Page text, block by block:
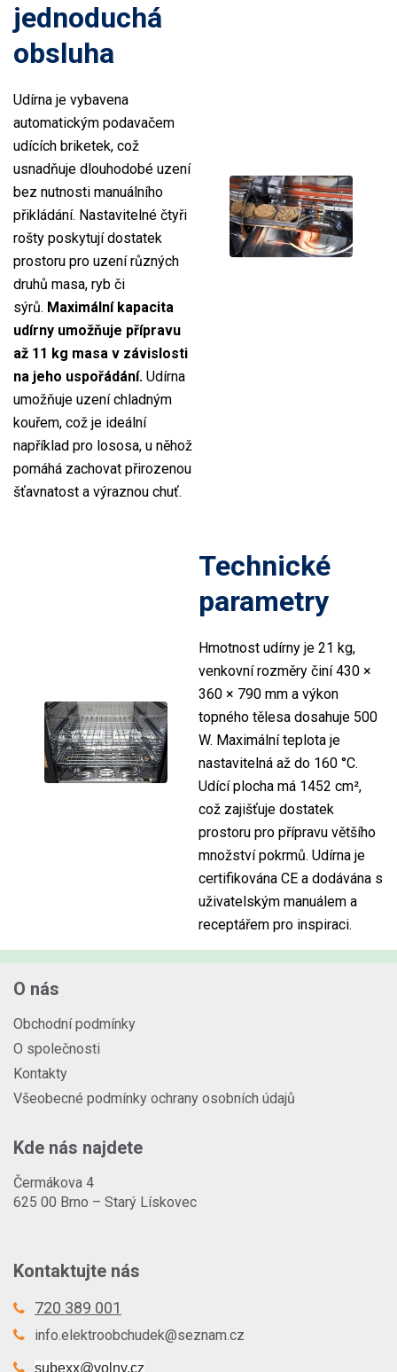
jednoduchá
obsluha
Udírna je vybavena
automatickým podavačem
udících briketek, což
usnadňuje dlouhodobé uzení
bez nutnosti manuálního
přikládání. Nastavitelné čtyři
rošty poskytují dostatek
prostoru pro uzení různých
druhů masa, ryb či
sýrů. Maximální kapacita
udírny umožňuje přípravu
až 11 kg masa v závislosti
na jeho uspořádání. Udírna
umožňuje uzení chladným
kouřem, což je ideální
například pro lososa, u něhož
pomáhá zachovat přirozenou
šťavnatost a výraznou chuť.
Technické
parametry
Hmotnost udírny je 21 kg,
venkovní rozměry činí 430 ×
360 × 790 mm a výkon
topného tělesa dosahuje 500
W. Maximální teplota je
nastavitelná až do 160 °C.
Udící plocha má 1452 cm²,
což zajišťuje dostatek
prostoru pro přípravu většího
množství pokrmů. Udírna je
certifikována CE a dodávána s
uživatelským manuálem a
receptářem pro inspiraci.
O nás
Obchodní podmínky
O společnosti
Kontakty
Všeobecné podmínky ochrany osobních údajů
Kde nás najdete
Čermákova 4
625 00 Brno – Starý Lískovec
Kontaktujte nás
720 389 001
info.elektroobchudek@seznam.cz
subexx@volny.cz